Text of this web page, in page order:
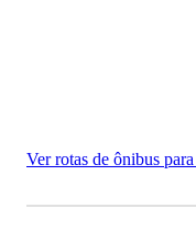
Ver rotas de ônibus